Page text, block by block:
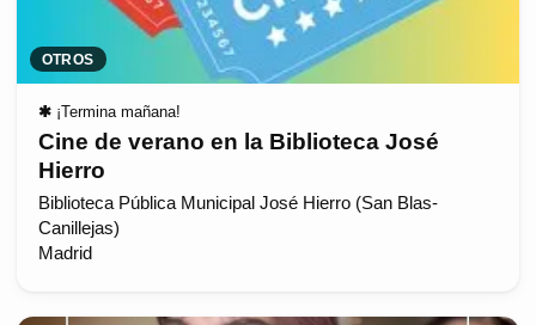
OTROS
✱ ¡Termina mañana!
Cine de verano en la Biblioteca José
Hierro
Biblioteca Pública Municipal José Hierro (San Blas-
Canillejas)
Madrid